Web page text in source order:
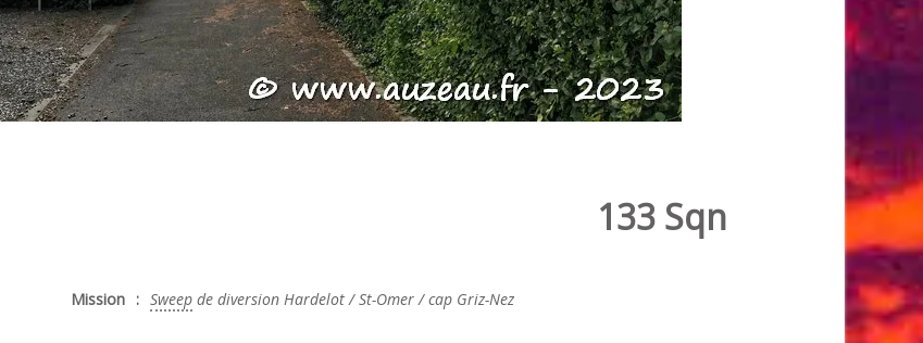
133 Sqn
Mission : Sweep de diversion Hardelot / St-Omer / cap Griz-Nez